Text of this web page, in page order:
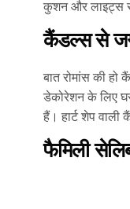
कुशन और लाइट्स
कैंडल्स से
बात रोमांस की
डेकोरेशन के लिए
हैं। हार्ट शेप
फैमिली